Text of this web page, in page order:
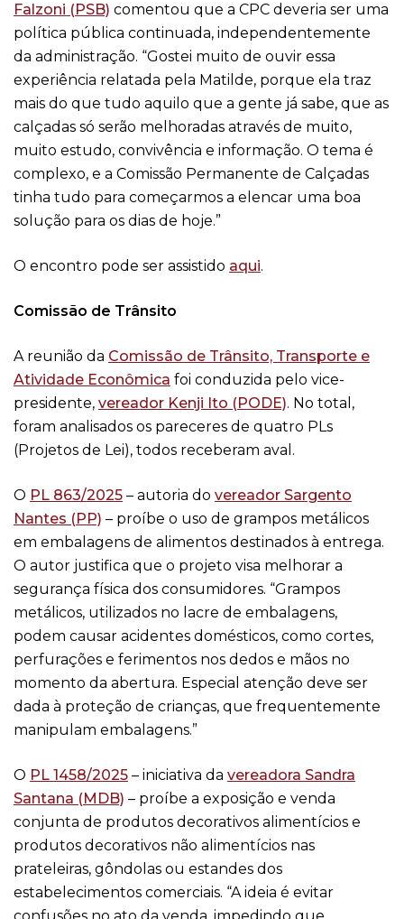
Falzoni (PSB) comentou que a CPC deveria ser uma
política pública continuada, independentemente
da administração. “Gostei muito de ouvir essa
experiência relatada pela Matilde, porque ela traz
mais do que tudo aquilo que a gente já sabe, que as
calçadas só serão melhoradas através de muito,
muito estudo, convivência e informação. O tema é
complexo, e a Comissão Permanente de Calçadas
tinha tudo para começarmos a elencar uma boa
solução para os dias de hoje.”
O encontro pode ser assistido aqui.
Comissão de Trânsito
A reunião da Comissão de Trânsito, Transporte e
Atividade Econômica foi conduzida pelo vice-
presidente, vereador Kenji Ito (PODE). No total,
foram analisados os pareceres de quatro PLs
(Projetos de Lei), todos receberam aval.
O PL 863/2025 – autoria do vereador Sargento
Nantes (PP) – proíbe o uso de grampos metálicos
em embalagens de alimentos destinados à entrega.
O autor justifica que o projeto visa melhorar a
segurança física dos consumidores. “Grampos
metálicos, utilizados no lacre de embalagens,
podem causar acidentes domésticos, como cortes,
perfurações e ferimentos nos dedos e mãos no
momento da abertura. Especial atenção deve ser
dada à proteção de crianças, que frequentemente
manipulam embalagens.”
O PL 1458/2025 – iniciativa da vereadora Sandra
Santana (MDB) – proíbe a exposição e venda
conjunta de produtos decorativos alimentícios e
produtos decorativos não alimentícios nas
prateleiras, gôndolas ou estandes dos
estabelecimentos comerciais. “A ideia é evitar